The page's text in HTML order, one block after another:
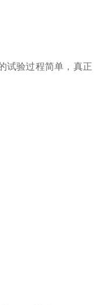
试验过程简单，真正